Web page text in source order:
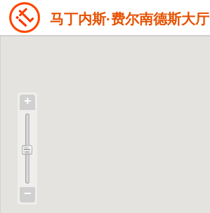
马丁内斯·费尔南德斯大厅
+
−